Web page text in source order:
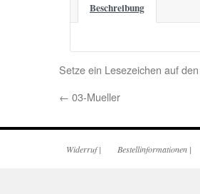
Beschreibung
Setze ein Lesezeichen auf
← 03-Mueller
Widerruf| Bestellinformationen |